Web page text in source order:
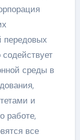
передовых
среды в
и
работе,
все